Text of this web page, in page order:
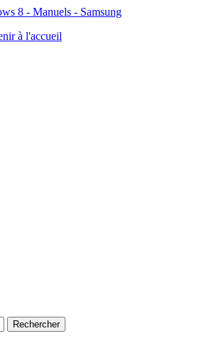
8 - Manuels - Samsung
à l'accueil